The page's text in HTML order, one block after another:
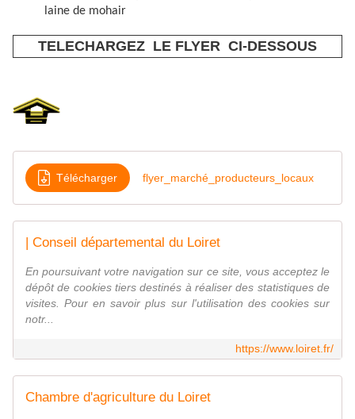
laine de mohair
TELECHARGEZ LE FLYER CI-DESSOUS
Télécharger flyer_marché_producteurs_locaux
| Conseil départemental du Loiret
En poursuivant votre navigation sur ce site, vous acceptez le
dépôt de cookies tiers destinés à réaliser des statistiques de
visites. Pour en savoir plus sur l'utilisation des cookies sur
notr...
https://www.loiret.fr/
Chambre d'agriculture du Loiret